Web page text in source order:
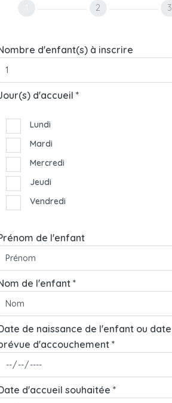
2 3
d'enfant(s) à inscrire
d'accueil *
Lundi
Mardi
Mercredi
Jeudi
Vendredi
de l'enfant
de l'enfant *
de naissance de l'enfant ou date
d'accouchement *
d'accueil souhaitée *